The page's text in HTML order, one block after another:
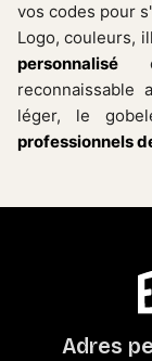
vos codes pour
Logo, couleurs,
personnalisé
reconnaissable
léger, le
professionnels
Adres